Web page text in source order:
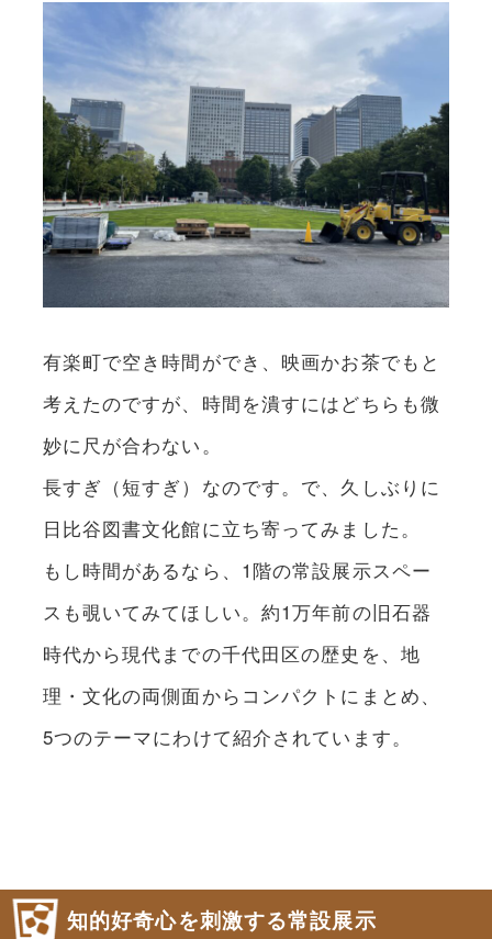
有楽町で空き時間ができ、映画かお茶でもと
考えたのですが、時間を潰すにはどちらも微
妙に尺が合わない。
長すぎ（短すぎ）なのです。で、久しぶりに
日比谷図書文化館に立ち寄ってみました。
もし時間があるなら、1階の常設展示スペー
スも覗いてみてほしい。約1万年前の旧石器
時代から現代までの千代田区の歴史を、地
理・文化の両側面からコンパクトにまとめ、
5つのテーマにわけて紹介されています。
知的好奇心を刺激する常設展示